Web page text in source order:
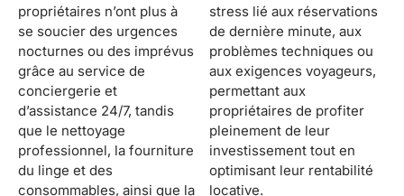
propriétaires n’ont plus à
se soucier des urgences
nocturnes ou des imprévus
grâce au service de
conciergerie et
d’assistance 24/7, tandis
que le nettoyage
professionnel, la fourniture
du linge et des
consommables, ainsi que la
stress lié aux réservations
de dernière minute, aux
problèmes techniques ou
aux exigences voyageurs,
permettant aux
propriétaires de profiter
pleinement de leur
investissement tout en
optimisant leur rentabilité
locative.